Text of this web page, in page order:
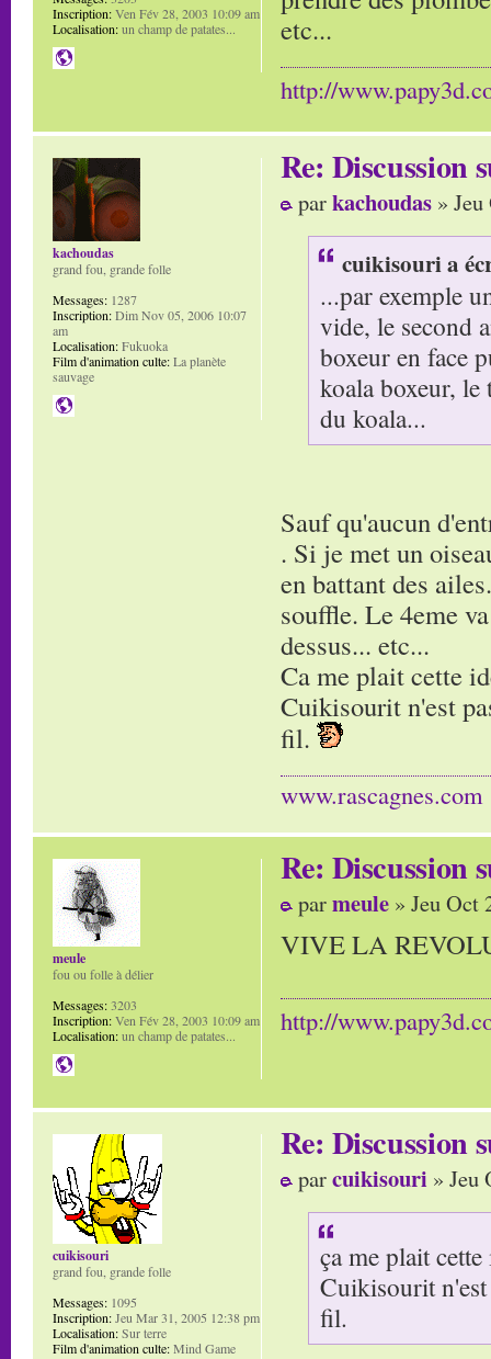
etc...
http://
Inscription:Ven Fév 28, 2003 10:09 am
Localisation:un champ de patates...
Re: Discussion
parkachoudas »
cuikisouri a
...par exemple
vide, le second
boxeur en face
koala boxeur, le
du koala...
Sauf qu'aucun
. Si je met un
en battant des
souffle. Le 4eme
dessus... etc...
Ca me plait cette
Cuikisourit n'est
fil.
www.rascagnes.com
kachoudas
grand fou, grande folle
Messages: 1287
Inscription:Dim Nov 05, 2006 10:07
am
Localisation:Fukuoka
Film d'animation culte:La planète
sauvage
Re: Discussion
parmeule » Jeu Oct
VIVE LA
http://
meule
fou ou folle à délier
Messages:3203
Inscription:Ven Fév 28, 2003 10:09 am
Localisation:un champ de patates...
Re: Discussion
parcuikisouri » Jeu
ça me plait
Cuikisourit n'est
fil.
cuikisouri
grand fou, grande folle
Messages: 1095
Inscription:Jeu Mar 31, 2005 12:38 pm
Localisation:Sur terre
Film d'animation culte:Mind Game